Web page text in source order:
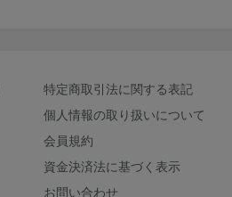
特定商取引法に関する表記
個人情報の取り扱いについて
会員規約
資金決済法に基づく表示
お問い合わせ